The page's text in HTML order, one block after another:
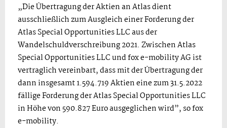
„Die Übertragung der Aktien an Atlas dient
ausschließlich zum Ausgleich einer Forderung der
Atlas Special Opportunities LLC aus der
Wandelschuldverschreibung 2021. Zwischen Atlas
Special Opportunities LLC und fox e-mobility AG ist
vertraglich vereinbart, dass mit der Übertragung der
dann insgesamt 1.594.719 Aktien eine zum 31.5.2022
fällige Forderung der Atlas Special Opportunities LLC
in Höhe von 590.827 Euro ausgeglichen wird”, so fox
e-mobility.